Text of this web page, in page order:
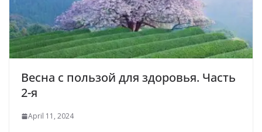
Весна с пользой для здоровья. Часть
2-я
April 11, 2024